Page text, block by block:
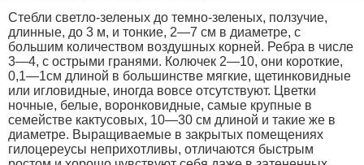
Стебли светло-зеленых до темно-зеленых, ползучие,
длинные, до 3 м, и тонкие, 2—7 см в диаметре, с
большим количеством воздушных корней. Ребра в числе
3—4, с острыми гранями. Колючек 2—10, они короткие,
0,1—1см длиной в большинстве мягкие, щетинковидные
или игловидные, иногда вовсе отсутствуют. Цветки
ночные, белые, воронковидные, самые крупные в
семействе кактусовых, 10—30 см длиной и такие же в
диаметре. Выращиваемые в закрытых помещениях
гилоцереусы неприхотливы, отличаются быстрым